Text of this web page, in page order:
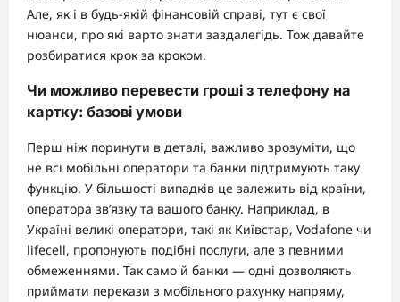
Але, як і в будь-якій фінансовій справі, тут є свої
нюанси, про які варто знати заздалегідь. Тож давайте
розбиратися крок за кроком.
Чи можливо перевести гроші з телефону на
картку: базові умови
Перш ніж поринути в деталі, важливо зрозуміти, що
не всі мобільні оператори та банки підтримують таку
функцію. У більшості випадків це залежить від країни,
оператора зв’язку та вашого банку. Наприклад, в
Україні великі оператори, такі як Київстар, Vodafone чи
lifecell, пропонують подібні послуги, але з певними
обмеженнями. Так само й банки — одні дозволяють
приймати перекази з мобільного рахунку напряму,